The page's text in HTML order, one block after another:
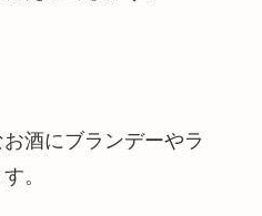
酒にブランデーやラ
。